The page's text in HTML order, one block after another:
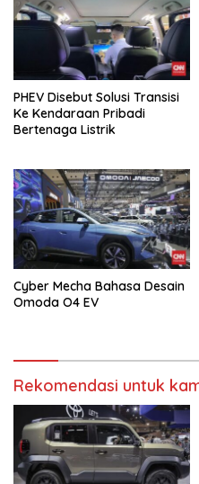
PHEV Disebut Solusi Transisi
Ke Kendaraan Pribadi
Bertenaga Listrik
Cyber Mecha Bahasa Desain
Omoda O4 EV
Rekomendasi untuk